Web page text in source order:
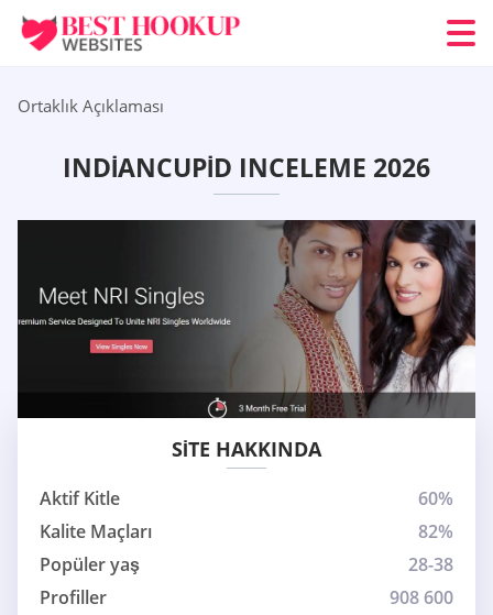
Ortaklık Açıklaması
INDIANCUPID INCELEME 2026
SITE HAKKINDA
Aktif Kitle
60%
Kalite Maçları
82%
Popüler yaş
28-38
Profiller
908 600